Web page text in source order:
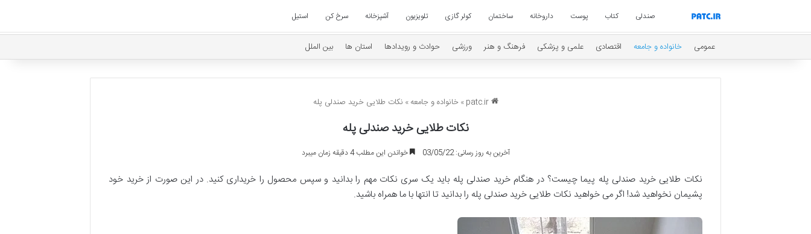
صندلی کتاب پوست داروخانه ساختمان کولر گازی تلویزیون آشپزخانه سرخ کن استیل
عمومی خانواده و جامعه اقتصادی علمی و پزشکی فرهنگ و هنر ورزشی حوادث و رویدادها استان ها بین الملل
patc.ir
» خانواده و جامعه » نکات طلایی خرید صندلی پله
نکات طلایی خرید صندلی پله
آخرین به روز رسانی: 03/05/22 خواندن این مطلب 4 دقیقه زمان میبرد
نکات طلایی خرید صندلی پله پیما چیست؟ در هنگام خرید صندلی پله باید یک سری نکات مهم را بدانید و سپس محصول را خریداری کنید. در این صورت از خرید خود
پشیمان نخواهید شد! اگر می خواهید نکات طلایی خرید صندلی پله را بدانید تا انتها با ما همراه باشید.